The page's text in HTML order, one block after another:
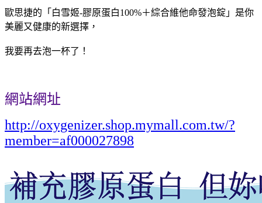
歐思捷的 「白雪姬-膠原蛋白100%＋綜合維他命發泡錠 」是你
美麗又健康的新選擇，
我要再去泡一杯了！
網站網址
http://oxygenizer.shop.mymall.com.tw/?
member=af000027898